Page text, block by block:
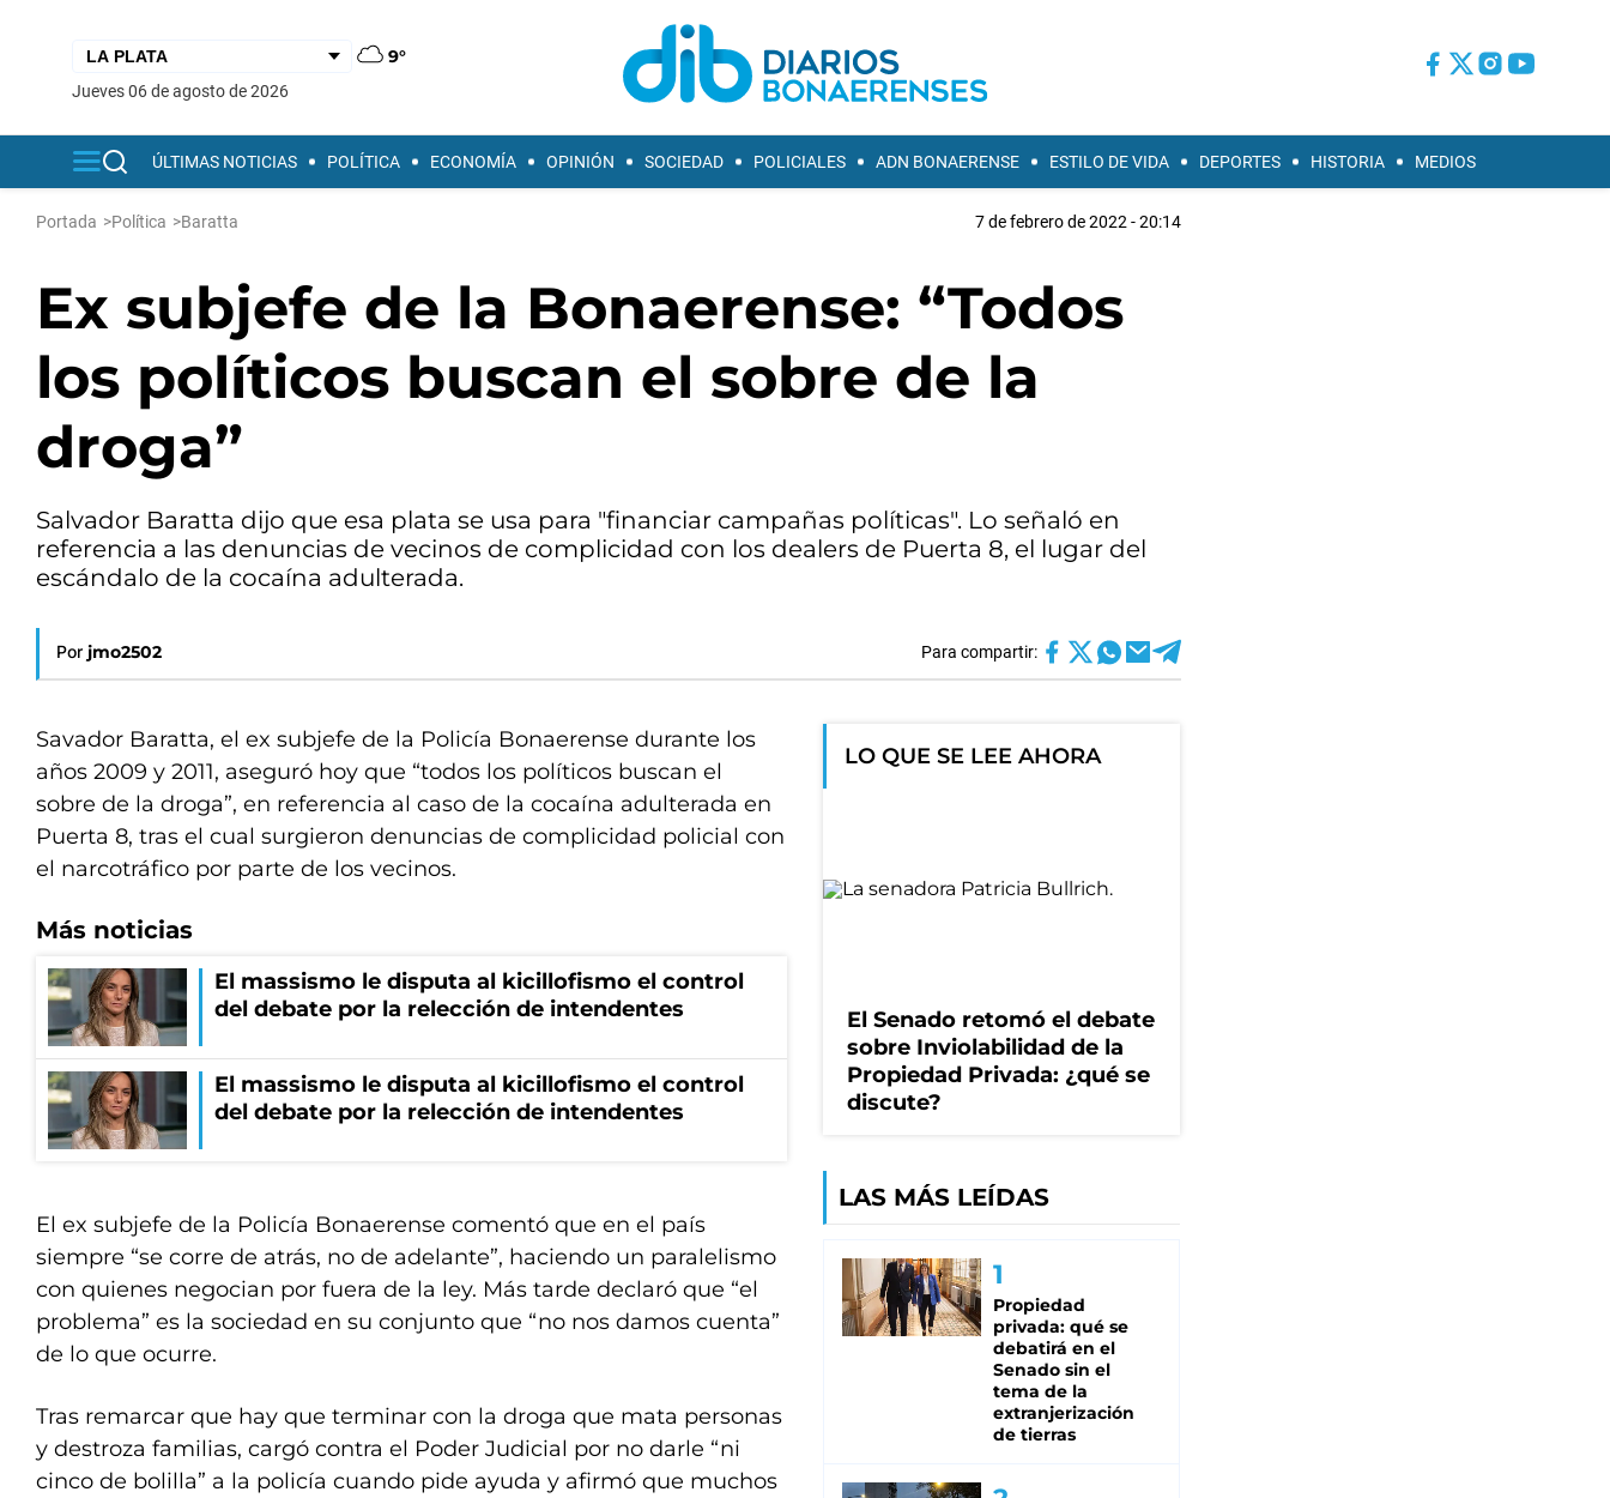
9°
jueves 06 de agosto de 2026
ÚLTIMAS NOTICIAS POLÍTICA ECONOMÍA OPINIÓN SOCIEDAD POLICIALES ADN BONAERENSE ESTILO DE VIDA DEPORTES HISTORIA MEDIOS
Portada >Política >Baratta 7 de febrero de 2022 - 20:14
Ex subjefe de la Bonaerense: “Todos
los políticos buscan el sobre de la
droga”
Salvador Baratta dijo que esa plata se usa para "financiar campañas políticas". Lo señaló en
referencia a las denuncias de vecinos de complicidad con los dealers de Puerta 8, el lugar del
escándalo de la cocaína adulterada.
Por jmo2502 Para compartir:
Savador Baratta, el ex subjefe de la Policía Bonaerense durante los
años 2009 y 2011, aseguró hoy que “todos los políticos buscan el
sobre de la droga”, en referencia al caso de la cocaína adulterada en
Puerta 8, tras el cual surgieron denuncias de complicidad policial con
el narcotráfico por parte de los vecinos.
Más noticias
El massismo le disputa al kicillofismo el control
del debate por la relección de intendentes
El massismo le disputa al kicillofismo el control
del debate por la relección de intendentes
El ex subjefe de la Policía Bonaerense comentó que en el país
siempre “se corre de atrás, no de adelante”, haciendo un paralelismo
con quienes negocian por fuera de la ley. Más tarde declaró que “el
problema” es la sociedad en su conjunto que “no nos damos cuenta”
de lo que ocurre.
Tras remarcar que hay que terminar con la droga que mata personas
y destroza familias, cargó contra el Poder Judicial por no darle “ni
cinco de bolilla” a la policía cuando pide ayuda y afirmó que muchos
LO QUE SE LEE AHORA
El Senado retomó el debate
sobre Inviolabilidad de la
Propiedad Privada: ¿qué se
discute?
LAS MÁS LEÍDAS
Propiedad
privada: qué se
debatirá en el
Senado sin el
tema de la
extranjerización
de tierras